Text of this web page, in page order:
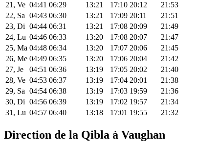
21, Ve 04:41 06:29 13:21 17:10 20:12
21:53
22, Sa 04:43 06:30 13:21 17:09 20:11
21:51
23, Di 04:44 06:31 13:21 17:08 20:09
21:49
24, Lu 04:46 06:33 13:20 17:08 20:07
21:47
25, Ma 04:48 06:34 13:20 17:07 20:06
21:45
26, Me 04:49 06:35 13:20 17:06 20:04
21:42
27, Je
04:51 06:36 13:19 17:05 20:02
21:40
28, Ve 04:53 06:37 13:19 17:04 20:01
21:38
29, Sa 04:54 06:38 13:19 17:03 19:59
21:36
30, Di 04:56 06:39 13:19 17:02 19:57
21:34
31, Lu 04:57 06:40 13:18 17:01 19:55 21:32
Direction de la Qibla à Vaughan